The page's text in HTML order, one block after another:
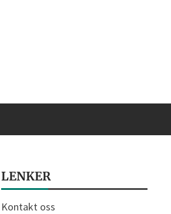
LENKER
Kontakt oss